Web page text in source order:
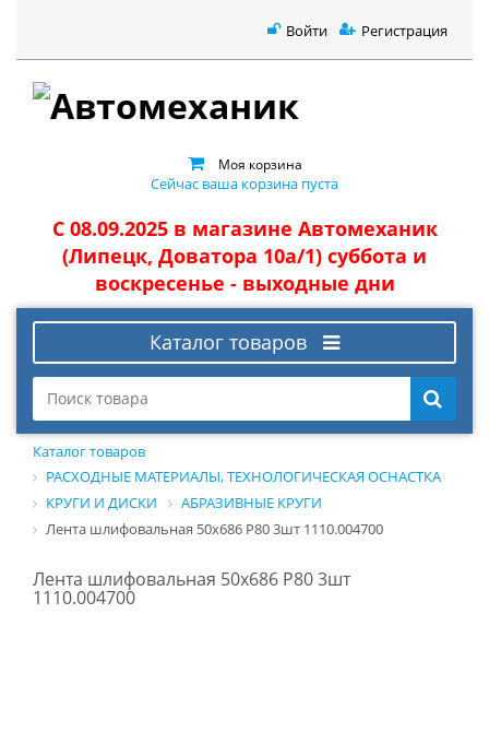
Войти Регистрация
Моя корзина
Сейчас ваша корзина пуста
С 08.09.2025 в магазине Автомеханик
(Липецк, Доватора 10а/1) суббота и
воскресенье - выходные дни
Каталог товаров
Каталог товаров
РАСХОДНЫЕ МАТЕРИАЛЫ, ТЕХНОЛОГИЧЕСКАЯ ОСНАСТКА
КРУГИ И ДИСКИ
АБРАЗИВНЫЕ КРУГИ
Лента шлифовальная 50х686 P80 3шт 1110.004700
Лента шлифовальная 50х686 P80 3шт
1110.004700